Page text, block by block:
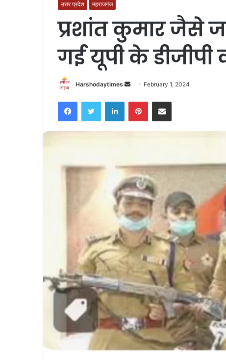
उत्तर प्रदेश महराजगंज
प्रशांत कुमार जैसे
गई यूपी के
Harshodaytimes
Send
email
February 1, 2024
FacebookTwitter LinkedInPinterestShare via Email